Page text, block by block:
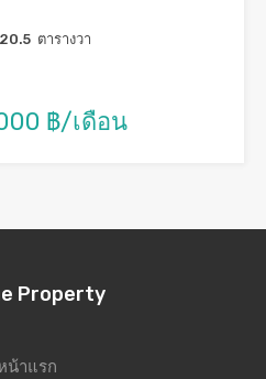
20.5 ตารางวา
฿/เดือน
Property
น้าแรก